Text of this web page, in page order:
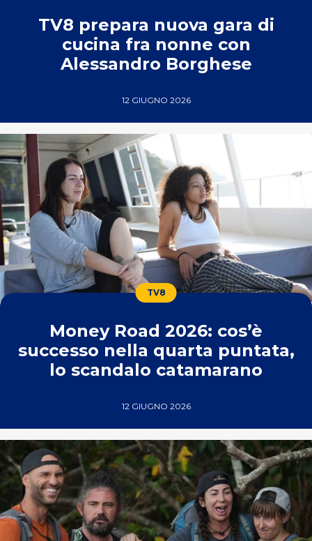
TV8 prepara nuova gara di
cucina fra nonne con
Alessandro Borghese
12 GIUGNO 2026
TV8
Money Road 2026: cos’è
successo nella quarta puntata,
lo scandalo catamarano
12 GIUGNO 2026